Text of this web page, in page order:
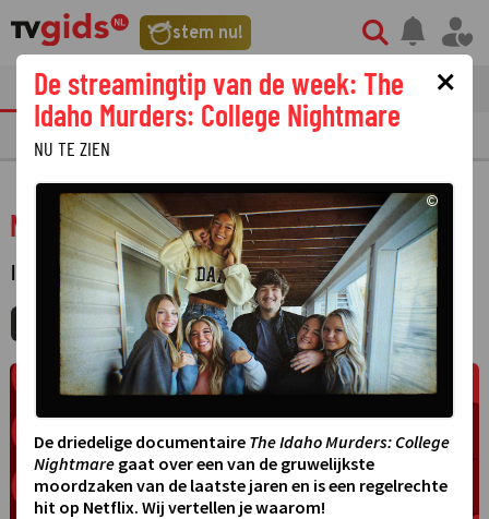
stem nu!
tvgids streaming nieuws
PRIMETIME GEMIST
NPO Doc: Lale Gül, ik leef mijn eigen leven
INFORMATIEF ·
MIJNGIDS AGENDA DELEN
×
De streamingtip van de week: The
Idaho Murders: College Nightmare
NU TE ZIEN
©
De driedelige documentaire The Idaho Murders: College
Nightmare gaat over een van de gruwelijkste
moordzaken van de laatste jaren en is een regelrechte
hit op Netflix. Wij vertellen je waarom!